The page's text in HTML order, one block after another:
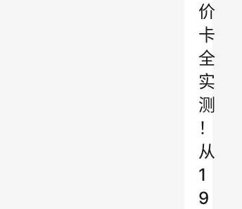
价
卡
全
实
测
！
从
1
9